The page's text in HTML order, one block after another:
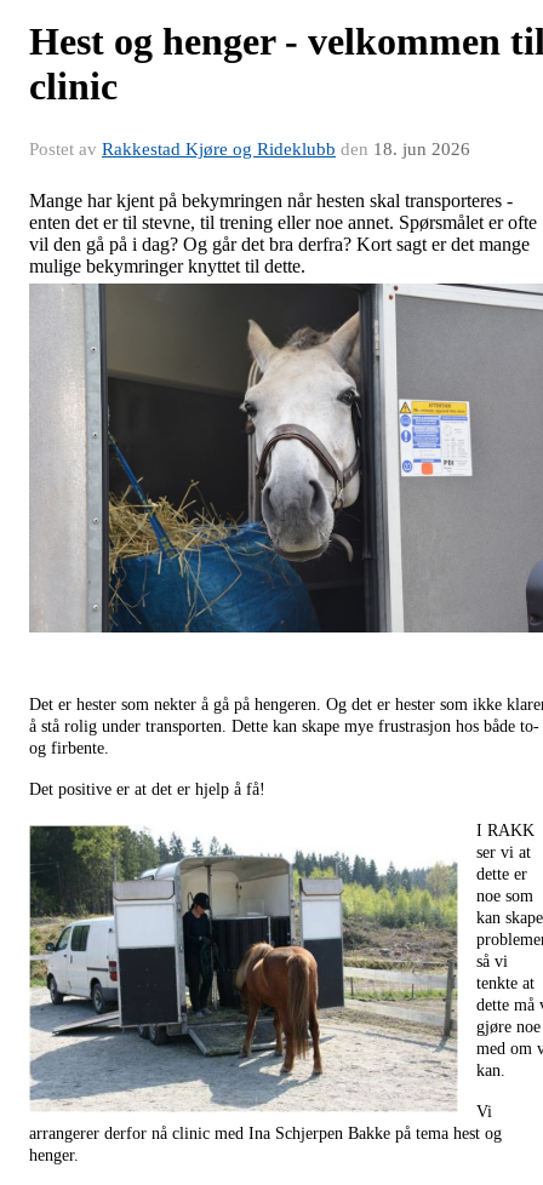
Hest og henger - velkommen
clinic
Postet av Rakkestad Kjøre og Rideklubb den 18. jun 2026
Mange har kjent på bekymringen når hesten skal transporteres -
enten det er til stevne, til trening eller noe annet. Spørsmålet er ofte
vil den gå på i dag? Og går det bra derfra? Kort sagt er det mange
mulige bekymringer knyttet til dette.
Det er hester som nekter å gå på hengeren. Og det er hester som ikke
å stå rolig under transporten. Dette kan skape mye frustrasjon hos både to-
og firbente.
Det positive er at det er hjelp å få!
I RAKK
ser vi at
dette er
noe som
kan skape
så vi
tenkte at
dette må
gjøre noe
med om
kan.
Vi
arrangerer derfor nå clinic med Ina Schjerpen Bakke på tema hest og
henger.